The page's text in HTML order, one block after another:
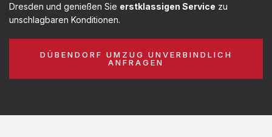
Dresden und genießen Sie erstklassigen Service zu
unschlagbaren Konditionen.
DÜBENDORF UMZUG UNVERBINDLICH
ANFRAGEN